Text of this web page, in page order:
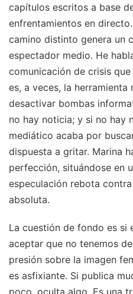
capítulos escritos a base
enfrentamientos en
camino distinto genera un
espectador medio. He
comunicación de crisis
es, a veces, la herramienta
desactivar bombas
no hay noticia; y si no hay
mediático acaba por
dispuesta a gritar. Marina
perfección, situándose en
especulación rebota
absoluta.
La cuestión de fondo es si
aceptar que no tenemos
presión sobre la imagen
es asfixiante. Si publica
poco, oculta algo. Es una